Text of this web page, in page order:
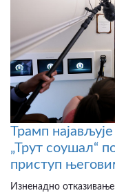
Трамп
„Трут соушал“
приступ
Изненадно